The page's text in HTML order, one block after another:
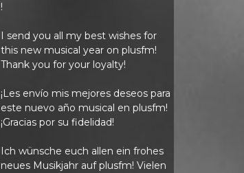
!
I send you all my best wishes for
this new musical year on plusfm!
Thank you for your loyalty!
¡Les envío mis mejores deseos para
este nuevo año musical en plusfm!
¡Gracias por su fidelidad!
Ich wünsche euch allen ein frohes
neues Musikjahr auf plusfm! Vielen